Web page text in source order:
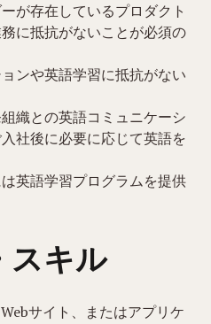
が存在しているプロダクト
に抵抗がないことが必須の
ンや英語学習に抵抗がない
織との英語コミュニケーシ
社後に必要に応じて英語を
英語学習プログラムを提供
スキル
サイト、またはアプリケ